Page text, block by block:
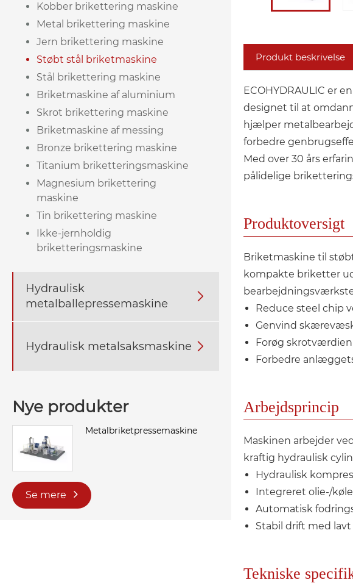
Kobber brikettering maskine
Metal brikettering maskine
Jern brikettering maskine
Støbt stål briketmaskine
Stål brikettering maskine
Briketmaskine af aluminium
Skrot brikettering maskine
Briketmaskine af messing
Bronze brikettering maskine
Titanium briketteringsmaskine
Magnesium brikettering
maskine
Tin brikettering maskine
Ikke-jernholdig
briketteringsmaskine
Hydraulisk
metalballepressemaskine

Hydraulisk metalsaksmaskine 
Nye produkter
Metalbriketpressemaskine
Se mere
Produkt beskrivelse
ECOHYDRAULIC er
designet til at
hjælper
forbedre
Med over 30 års
pålidelige
Produktoversigt
Briketmaskine til
kompakte briketter
Reduce steel chip
Genvind
Forøg
Forbedre
Arbejdsprincip
Maskinen arbejder
kraftig hydraulisk
Hydraulisk
Integreret olie-/
Automatisk
Stabil drift med
Tekniske